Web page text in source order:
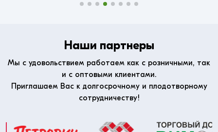
Наши партнеры
Мы с удовольствием работаем как с розничными, так
и с оптовыми клиентами.
Приглашаем Вас к долгосрочному и плодотворному
сотрудничеству!